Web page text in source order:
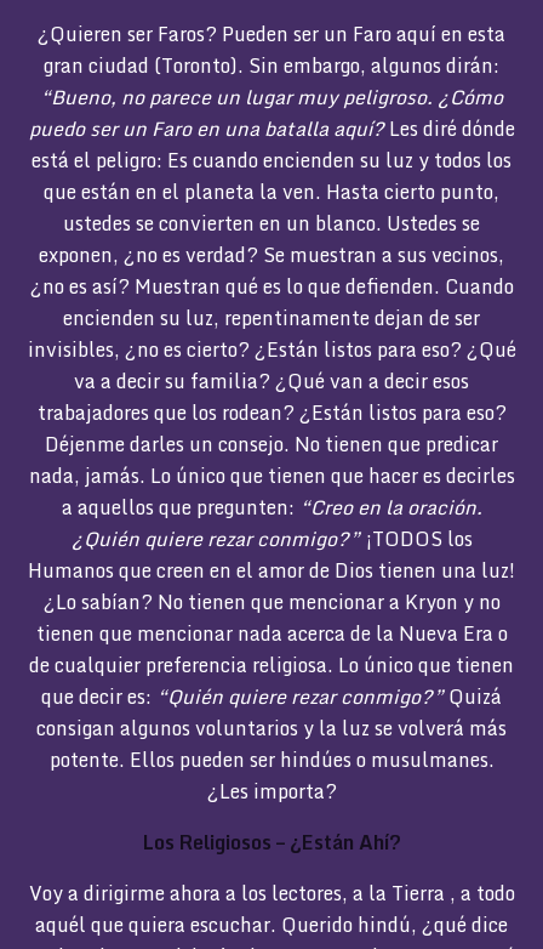
¿Quieren ser Faros? Pueden ser un Faro aquí en esta
gran ciudad (Toronto). Sin embargo, algunos dirán:
“Bueno, no parece un lugar muy peligroso. ¿Cómo
puedo ser un Faro en una batalla aquí?Les diré dónde
está el peligro: Es cuando encienden su luz y todos los
que están en el planeta la ven. Hasta cierto punto,
ustedes se convierten en un blanco. Ustedes se
exponen, ¿no es verdad? Se muestran a sus vecinos,
¿no es así? Muestran qué es lo que defienden. Cuando
encienden su luz, repentinamente dejan de ser
invisibles, ¿no es cierto? ¿Están listos para eso? ¿Qué
va a decir su familia? ¿Qué van a decir esos
trabajadores que los rodean? ¿Están listos para eso?
Déjenme darles un consejo. No tienen que predicar
nada, jamás. Lo único que tienen que hacer es decirles
a aquellos que pregunten: “Creo en la oración.
¿Quién quiere rezar conmigo?”¡TODOS los
Humanos que creen en el amor de Dios tienen una luz!
¿Lo sabían? No tienen que mencionar a Kryon y no
tienen que mencionar nada acerca de la Nueva Era o
de cualquier preferencia religiosa. Lo único que tienen
que decir es: “Quién quiere rezar conmigo?”Quizá
consigan algunos voluntarios y la luz se volverá más
potente. Ellos pueden ser hindúes o musulmanes.
¿Les importa?
Los Religiosos – ¿Están Ahí?
Voy a dirigirme ahora a los lectores, a la Tierra , a todo
aquél que quiera escuchar. Querido hindú, ¿qué dice